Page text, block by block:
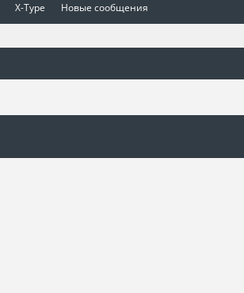
X-Type Новые сообщения